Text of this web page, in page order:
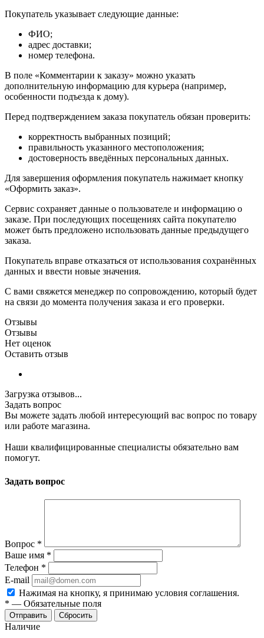
Покупатель указывает следующие данные:
ФИО;
адрес доставки;
номер телефона.
В поле «Комментарии к заказу» можно указать
дополнительную информацию для курьера (например,
особенности подъезда к дому).
Перед подтверждением заказа покупатель обязан проверить:
корректность выбранных позиций;
правильность указанного местоположения;
достоверность введённых персональных данных.
Для завершения оформления покупатель нажимает кнопку
«Оформить заказ».
Сервис сохраняет данные о пользователе и информацию о
заказе. При последующих посещениях сайта покупателю
может быть предложено использовать данные предыдущего
заказа.
Покупатель вправе отказаться от использования сохранённых
данных и ввести новые значения.
С вами свяжется менеджер по сопровождению, который будет
на связи до момента получения заказа и его проверки.
Отзывы
Отзывы
Нет оценок
Оставить отзыв
Загрузка отзывов...
Задать вопрос
Вы можете задать любой интересующий вас вопрос по товару
или работе магазина.
Наши квалифицированные специалисты обязательно вам
помогут.
Задать вопрос
Вопрос *
Ваше имя *
Телефон *
E-mail
Нажимая на кнопку, я принимаю условия соглашения.
* — Обязательные поля
Отправить Сбросить
Наличие